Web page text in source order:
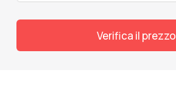
Verifica il prezzo